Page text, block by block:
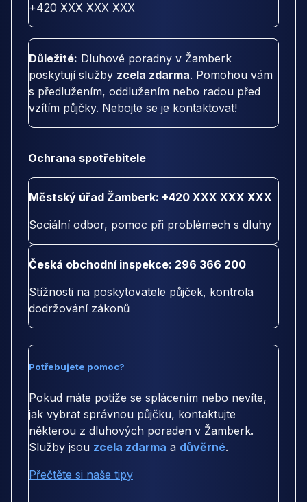
+420 XXX XXX XXX
Důležité: Dluhové poradny v Žamberk
poskytují služby zcela zdarma. Pomohou vám
s předlužením, oddlužením nebo radou před
vzítím půjčky. Nebojte se je kontaktovat!
Ochrana spotřebitele
Městský úřad Žamberk: +420 XXX XXX XXX
Sociální odbor, pomoc při problémech s dluhy
Česká obchodní inspekce: 296 366 200
Stížnosti na poskytovatele půjček, kontrola
dodržování zákonů
Potřebujete pomoc?
Pokud máte potíže se splácením nebo nevíte,
jak vybrat správnou půjčku, kontaktujte
některou z dluhových poraden v Žamberk.
Služby jsou zcela zdarma a důvěrné.
Přečtěte si naše tipy